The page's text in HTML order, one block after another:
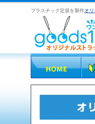
プラスチック定規を製作オ